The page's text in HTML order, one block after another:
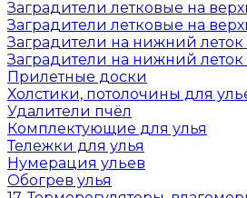
Заградители летковые на
Заградители летковые на
Заградители на нижний леток
Заградители на нижний леток
Прилетные доски
Холстики, потолочины для
Удалители пчёл
Комплектующие для улья
Тележки для улья
Нумерация ульев
Обогрев улья